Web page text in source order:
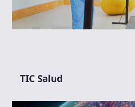
TIC Salud